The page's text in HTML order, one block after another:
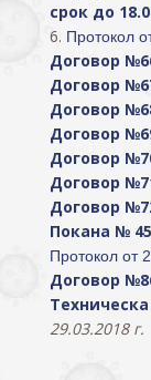
срок до
6. Протокол
Договор
Договор
Договор
Договор
Договор
Договор
Договор
Покана №
Протокол от
Договор
29.03.2018 г.